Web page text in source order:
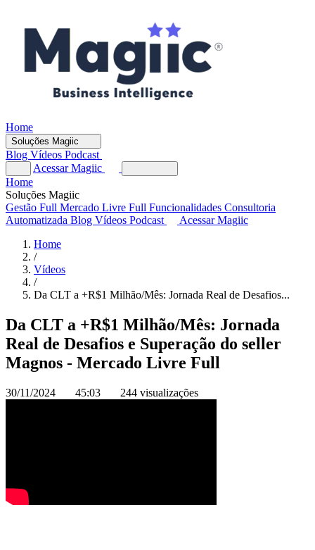
Home
Soluções Magiic
Blog Vídeos Podcast
Acessar Magiic
Home
Soluções Magiic
Gestão Full Mercado Livre Full Funcionalidades Consultoria
Automatizada Blog Vídeos Podcast
Acessar Magiic
Home
/
Vídeos
/
Da CLT a +R$1 Milhão/Mês: Jornada Real de Desafios...
Da CLT a +R$1 Milhão/Mês: Jornada
Real de Desafios e Superação do seller
Magnos - Mercado Livre Full
30/11/2024 45:03 244 visualizações